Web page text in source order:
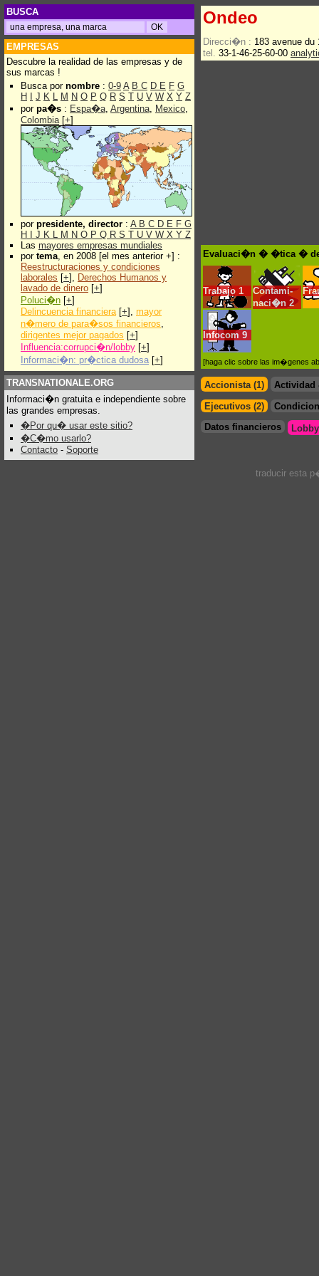
BUSCA
EMPRESAS
Descubre la realidad de las empresas y de
sus marcas !
Busca por nombre : 0-9 A B C D E F G
H
J K L M N O P Q R S T U V W X Y Z
por pa�s : Espa�a, Argentina, Mexico,
Colombia[+]
por presidente, director : A B C D E F G
H
J K L M N O P Q R S T U V W X Y Z
Las mayores empresas mundiales
por tema, en 2008 [el mes anterior +] :
Reestructuraciones y condiciones
laborales [+], Derechos Humanos y
lavado de dinero [+]
Poluci�n [+]
Delincuencia financiera[+], mayor
n�mero de para�sos financieros,
dirigentes mejor pagados [+]
Influencia:corrupci�n/lobby [+]
Informaci�n: pr�ctica dudosa [+]
TRANSNATIONALE.ORG
Informaci�n gratuita e independiente sobre
las grandes empresas.
�Por qu� usar este sitio?
�C�mo usarlo?
Contacto - Soporte
Ondeo
Direcci�n : 183 avenue
tel. 33-1-46-25-60-00
Evaluaci�n � �tica �
Trabajo 1
Contami-
naci�n 2
Infocom 9
[haga clic sobre las im�genes
Accionista (1)
Actividad
Ejecutivos (2)
Datos financieros
traducir esta